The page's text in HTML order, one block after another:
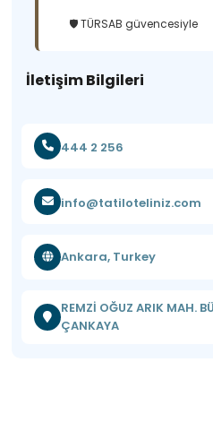
🛡️ TÜRSAB güvencesiyle
İletişim Bilgileri
444 2 256
info@tatiloteliniz.com
Ankara, Turkey
REMZİ OĞUZ ARIK MAH.
ÇANKAYA